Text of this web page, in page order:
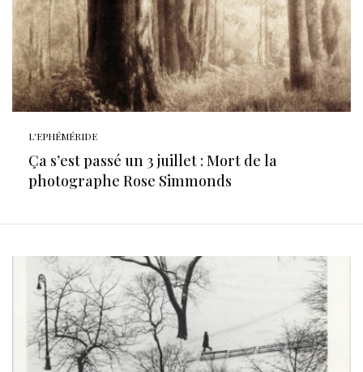
L'EPHÉMÉRIDE
Ça s’est passé un 3 juillet : Mort de la
photographe Rose Simmonds